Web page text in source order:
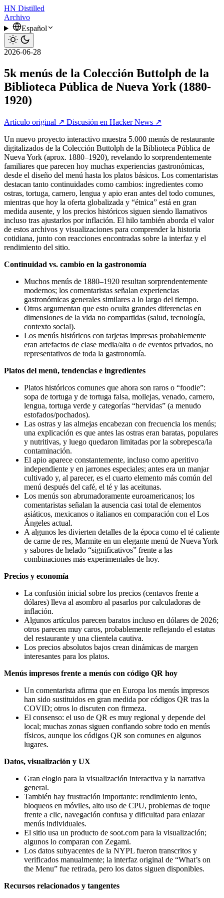
HN Distilled
Archivo
Español
2026-06-28
5k menús de la Colección Buttolph de la
Biblioteca Pública de Nueva York (1880-
1920)
Artículo original ↗ Discusión en Hacker News ↗
Un nuevo proyecto interactivo muestra 5.000 menús de restaurante
digitalizados de la Colección Buttolph de la Biblioteca Pública de
Nueva York (aprox. 1880–1920), revelando lo sorprendentemente
familiares que parecen hoy muchas experiencias gastronómicas,
desde el diseño del menú hasta los platos básicos. Los comentaristas
destacan tanto continuidades como cambios: ingredientes como
ostras, tortuga, carnero, lengua y apio eran antes del todo comunes,
mientras que hoy la oferta globalizada y “étnica” está en gran
medida ausente, y los precios históricos siguen siendo llamativos
incluso tras ajustarlos por inflación. El hilo también aborda el valor
de estos archivos y visualizaciones para comprender la historia
cotidiana, junto con reacciones encontradas sobre la interfaz y el
rendimiento del sitio.
Continuidad vs. cambio en la gastronomía
Muchos menús de 1880–1920 resultan sorprendentemente
modernos; los comentaristas señalan experiencias
gastronómicas generales similares a lo largo del tiempo.
Otros argumentan que esto oculta grandes diferencias en
dimensiones de la vida no compartidas (salud, tecnología,
contexto social).
Los menús históricos con tarjetas impresas probablemente
eran artefactos de clase media/alta o de eventos privados, no
representativos de toda la gastronomía.
Platos del menú, tendencias e ingredientes
Platos históricos comunes que ahora son raros o “foodie”:
sopa de tortuga y de tortuga falsa, mollejas, venado, carnero,
lengua, tortuga verde y categorías “hervidas” (a menudo
estofados/pochados).
Las ostras y las almejas encabezan con frecuencia los menús;
una explicación es que antes las ostras eran baratas, populares
y nutritivas, y luego quedaron limitadas por la sobrepesca/la
contaminación.
El apio aparece constantemente, incluso como aperitivo
independiente y en jarrones especiales; antes era un manjar
cultivado y, al parecer, es el cuarto elemento más común del
menú después del café, el té y las aceitunas.
Los menús son abrumadoramente euroamericanos; los
comentaristas señalan la ausencia casi total de elementos
asiáticos, mexicanos o italianos en comparación con el Los
Ángeles actual.
A algunos les divierten detalles de la época como el té caliente
de carne de res, Marmite en un elegante menú de Nueva York
y sabores de helado “significativos” frente a las
combinaciones más experimentales de hoy.
Precios y economía
La confusión inicial sobre los precios (centavos frente a
dólares) lleva al asombro al pasarlos por calculadoras de
inflación.
Algunos artículos parecen baratos incluso en dólares de 2026;
otros parecen muy caros, probablemente reflejando el estatus
del restaurante y una clientela cautiva.
Los precios absolutos bajos crean dinámicas de margen
interesantes para los platos.
Menús impresos frente a menús con código QR hoy
Un comentarista afirma que en Europa los menús impresos
han sido sustituidos en gran medida por códigos QR tras la
COVID; otros lo discuten con firmeza.
El consenso: el uso de QR es muy regional y depende del
local; muchas zonas siguen confiando sobre todo en menús
físicos, aunque los códigos QR son comunes en algunos
lugares.
Datos, visualización y UX
Gran elogio para la visualización interactiva y la narrativa
general.
También hay frustración importante: rendimiento lento,
bloqueos en móviles, alto uso de CPU, problemas de toque
frente a clic, navegación confusa y dificultad para enlazar
menús individuales.
El sitio usa un producto de soot.com para la visualización;
algunos lo comparan con Zegami.
Los datos subyacentes de la NYPL fueron transcritos y
verificados manualmente; la interfaz original de “What’s on
the Menu” fue retirada, pero los datos siguen disponibles.
Recursos relacionados y tangentes